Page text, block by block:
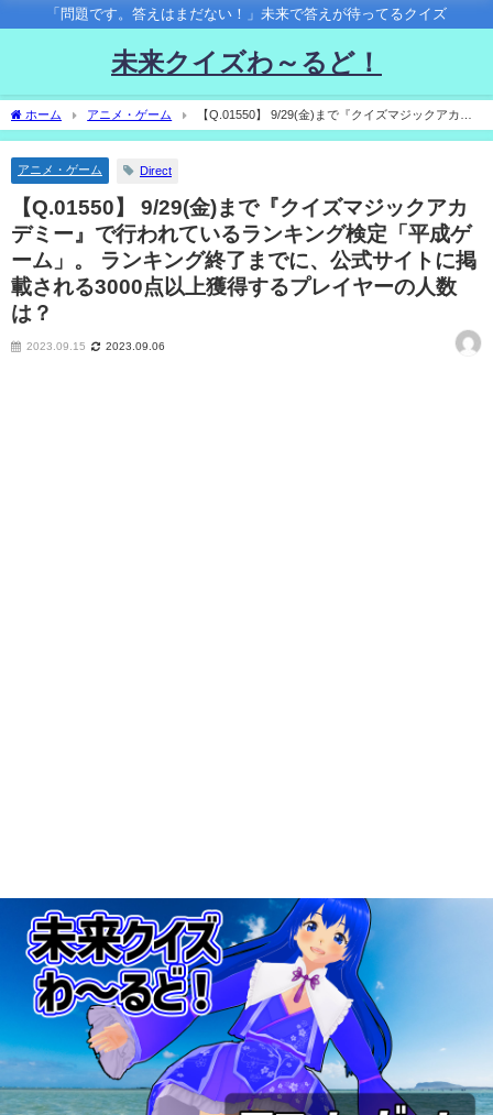
「問題です。答えはまだない！」未来で答えが待ってるクイズ
未来クイズわ～るど！
ホーム アニメ・ゲーム
【Q.01550】 9/29(金)まで『クイズマジックアカデ
ミー』で行われているランキング検定「平成ゲーム」。 ランキング終了までに、公式
アニメ・ゲーム
Direct
【Q.01550】 9/29(金)まで『クイズマジックアカ
デミー』で行われているランキング検定「平成ゲ
ーム」。 ランキング終了までに、公式サイトに掲
載される3000点以上獲得するプレイヤーの人数
は？
2023.09.15 2023.09.06